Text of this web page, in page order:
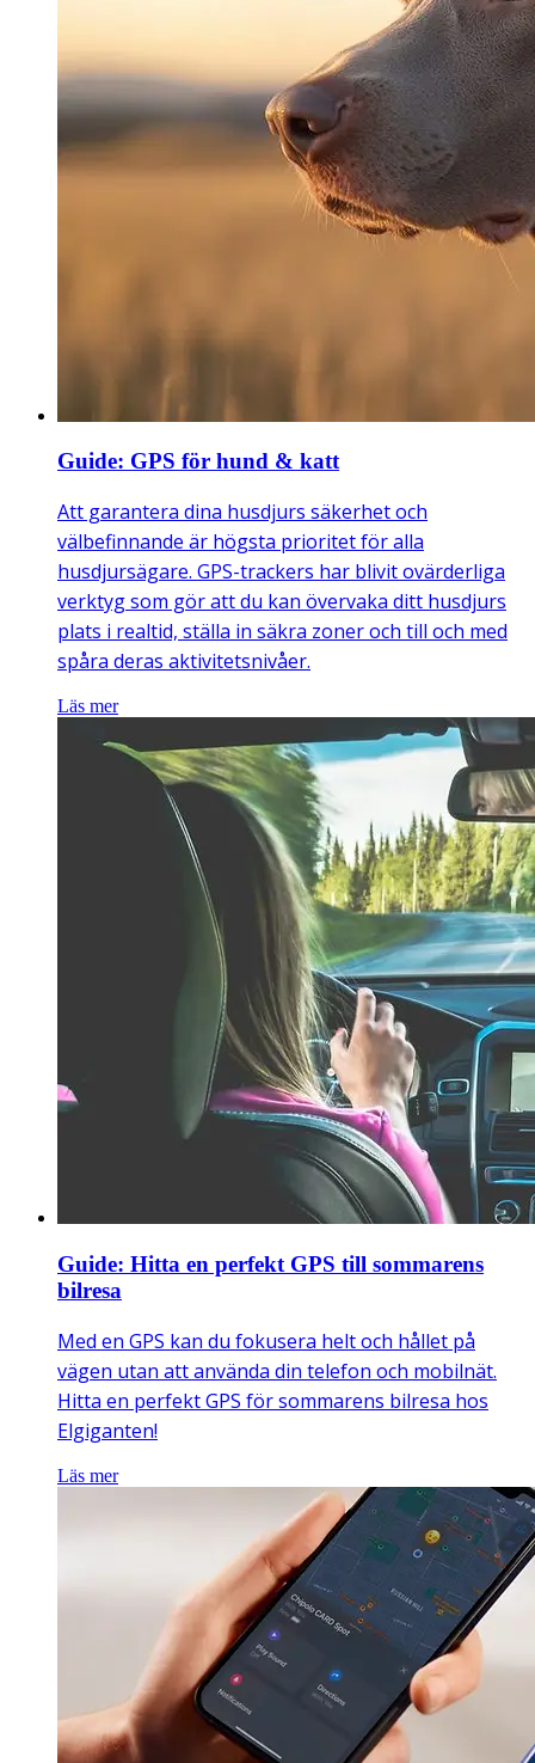
Guide: GPS för hund & katt
Att garantera dina husdjurs säkerhet och
välbefinnande är högsta prioritet för alla
husdjursägare. GPS-trackers har blivit ovärderliga
verktyg som gör att du kan övervaka ditt husdjurs
plats i realtid, ställa in säkra zoner och till och med
spåra deras aktivitetsnivåer.
Läs mer
Guide: Hitta en perfekt GPS till sommarens
bilresa
Med en GPS kan du fokusera helt och hållet på
vägen utan att använda din telefon och mobilnät.
Hitta en perfekt GPS för sommarens bilresa hos
Elgiganten!
Läs mer